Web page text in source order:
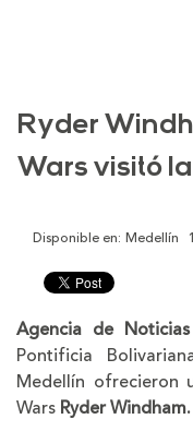
Ryder
Wars visitó
Disponible en: Medellín
Agencia de
Pontificia
Medellín ofrecieron
Wars Ryder Windham.